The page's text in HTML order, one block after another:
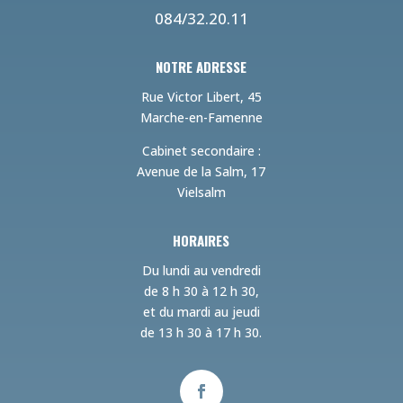
084/32.20.11
NOTRE ADRESSE
Rue Victor Libert, 45
Marche-en-Famenne
Cabinet secondaire :
Avenue de la Salm, 17
Vielsalm
HORAIRES
Du lundi au vendredi
de 8 h 30 à 12 h 30,
et du mardi au jeudi
de 13 h 30 à 17 h 30.